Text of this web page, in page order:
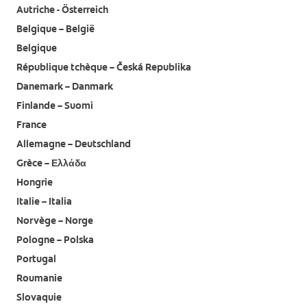
Autriche - Österreich
Belgique – België
Belgique
République tchèque – Česká Republika
Danemark – Danmark
Finlande – Suomi
France
Allemagne – Deutschland
Grèce – Ελλάδα
Hongrie
Italie – Italia
Norvège – Norge
Pologne – Polska
Portugal
Roumanie
Slovaquie